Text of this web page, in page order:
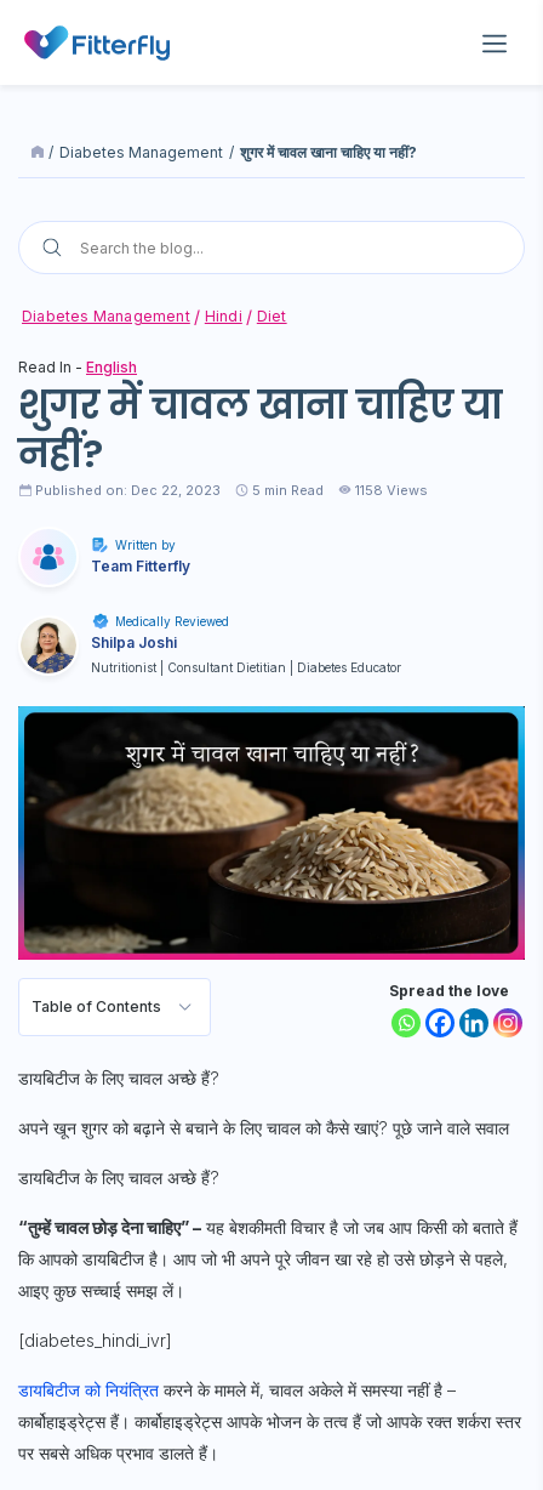
/ Diabetes Management / शुगर में चावल खाना चाहिए या नहीं?
Diabetes Management Hindi Diet
Read In - English
शुगर में चावल खाना चाहिए या
नहीं?
Published on: Dec 22, 2023 5 min Read 1158 Views
Written by
Team Fitterfly
Medically Reviewed
Shilpa Joshi
Nutritionist | Consultant Dietitian | Diabetes Educator
Table of Contents
Spread the love
डायबिटीज के लिए चावल अच्छे हैं?
अपने खून शुगर को बढ़ाने से बचाने के लिए चावल को कैसे खाएं? पूछे जाने वाले सवाल
डायबिटीज के लिए चावल अच्छे हैं?
“तुम्हें चावल छोड़ देना चाहिए” – यह बेशकीमती विचार है जो जब आप किसी को बताते हैं
कि आपको डायबिटीज है। आप जो भी अपने पूरे जीवन खा रहे हो उसे छोड़ने से पहले,
आइए कुछ सच्चाई समझ लें।
[diabetes_hindi_ivr]
डायबिटीज को नियंत्रित करने के मामले में, चावल अकेले में समस्या नहीं है –
कार्बोहाइड्रेट्स हैं। कार्बोहाइड्रेट्स आपके भोजन के तत्व हैं जो आपके रक्त शर्करा स्तर
पर सबसे अधिक प्रभाव डालते हैं।